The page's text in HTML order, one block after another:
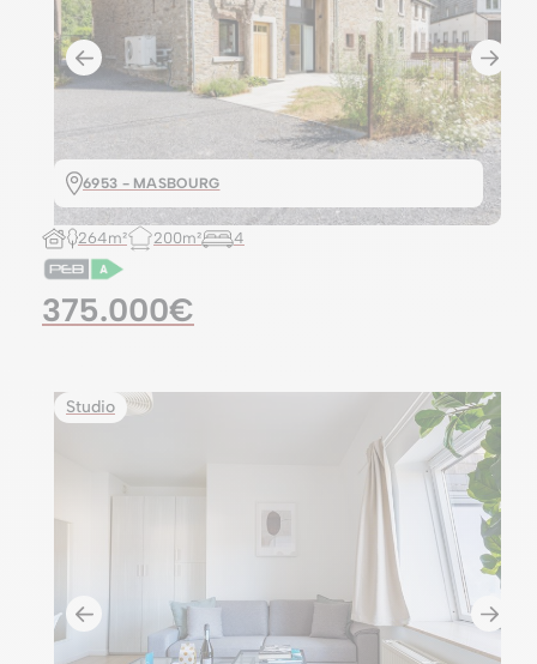
6953 - MASBOURG
264m² 200m² 4
375.000€
Studio